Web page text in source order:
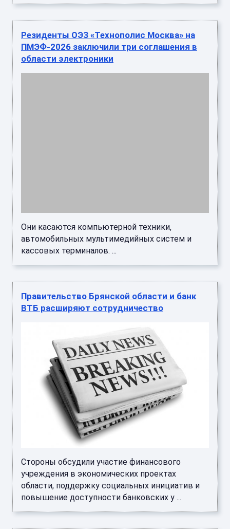
Резиденты ОЭЗ «Технополис Москва» на
ПМЭФ-2026 заключили три соглашения в
области электроники
Они касаются компьютерной техники,
автомобильных мультимедийных систем и
кассовых терминалов. ...
Правительство Брянской области и банк
ВТБ расширяют сотрудничество
Стороны обсудили участие финансового
учреждения в экономических проектах
области, поддержку социальных инициатив и
повышение доступности банковских у ...